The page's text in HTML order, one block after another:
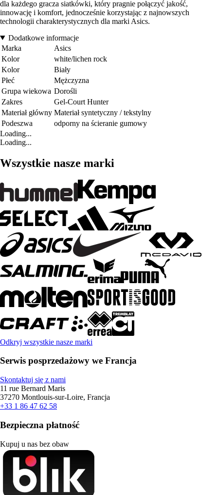
dla każdego gracza siatkówki, który pragnie połączyć jakość,
innowację i komfort, jednocześnie korzystając z najnowszych
technologii charakterystycznych dla marki Asics.
Dodatkowe informacje
Marka
Asics
Kolor
white/lichen rock
Kolor
Biały
Płeć
Mężczyzna
Grupa wiekowa Dorośli
Zakres
Gel-Court Hunter
Materiał główny Materiał syntetyczny / tekstylny
Podeszwa
odporny na ścieranie gumowy
Loading...
Loading...
Wszystkie nasze marki
Odkryj wszystkie nasze marki
Serwis posprzedażowy we Francja
Skontaktuj się z nami
11 rue Bernard Maris
37270 Montlouis-sur-Loire, Francja
+33 1 86 47 62 58
Bezpieczna płatność
Kupuj u nas bez obaw